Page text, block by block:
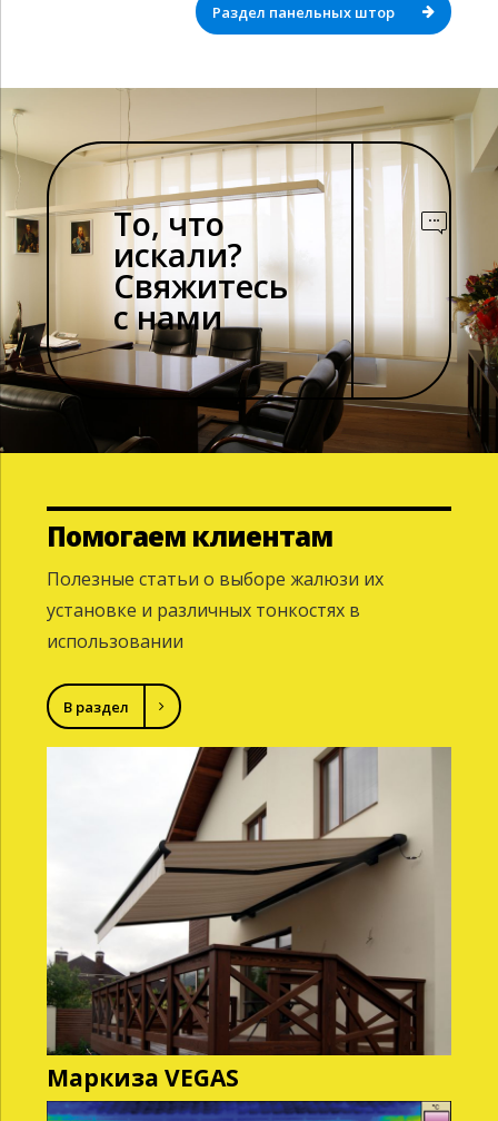
Раздел панельных штор
То, что
искали?
Свяжитесь
с нами
Помогаем клиентам
Полезные статьи о выборе жалюзи их
установке и различных тонкостях в
использовании
В раздел
Маркиза VEGAS